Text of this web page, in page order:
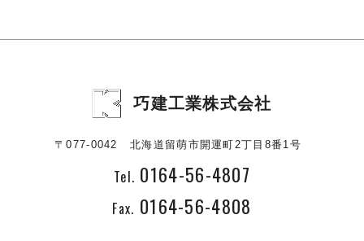
巧建工業株式会社
〒077-0042 北海道留萌市開運町2丁目8番1号
Tel. 0164-56-4807
Fax. 0164-56-4808